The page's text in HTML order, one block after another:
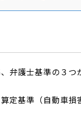
弁護士基準の３つ
定基準（自動車損